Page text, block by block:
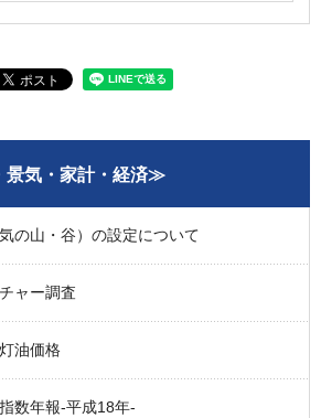
気・家計・経済≫
の山・谷）の設定について
ャー調査
油価格
数年報-平成18年-